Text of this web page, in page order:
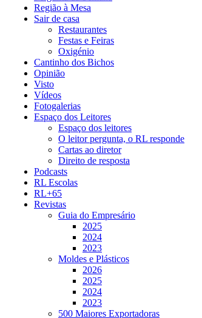
Região à Mesa
Sair de casa
Restaurantes
Festas e Feiras
Oxigénio
Cantinho dos Bichos
Opinião
Visto
Vídeos
Fotogalerias
Espaço dos Leitores
Espaço dos leitores
O leitor pergunta, o RL responde
Cartas ao diretor
Direito de resposta
Podcasts
RL Escolas
RL+65
Revistas
Guia do Empresário
2025
2024
2023
Moldes e Plásticos
2026
2025
2024
2023
500 Maiores Exportadoras